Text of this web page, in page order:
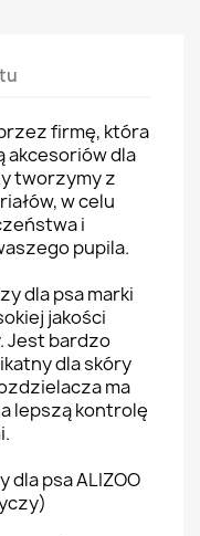
firmę, która
akcesoriów dla
tworzymy z
w celu
i
pupila.
dla psa marki
jakości
Jest bardzo
dla skóry
ma
lepszą kontrolę
dla psa ALIZOO